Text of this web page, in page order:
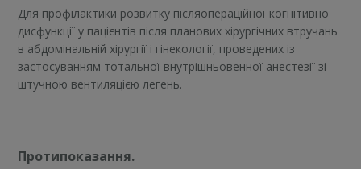
Для профілактики розвитку післяопераційної когнітивної
дисфункції у пацієнтів після планових хірургічних втручань
в абдомінальній хірургії і гінекології, проведених із
застосуванням тотальної внутрішньовенної анестезії зі
штучною вентиляцією легень.
Протипоказання.